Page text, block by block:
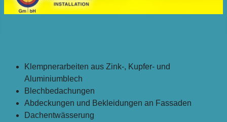
Klempnerarbeiten aus Zink-, Kupfer- und
Aluminiumblech
Blechbedachungen
Abdeckungen und Bekleidungen an Fassaden
Dachentwässerung